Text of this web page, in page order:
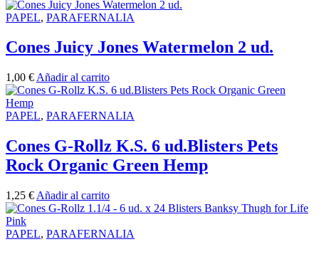
PAPEL, PARAFERNALIA
Cones Juicy Jones Watermelon 2 ud.
1,00 € Añadir al carrito
PAPEL, PARAFERNALIA
Cones G-Rollz K.S. 6 ud.Blisters Pets
Rock Organic Green Hemp
1,25 € Añadir al carrito
PAPEL, PARAFERNALIA